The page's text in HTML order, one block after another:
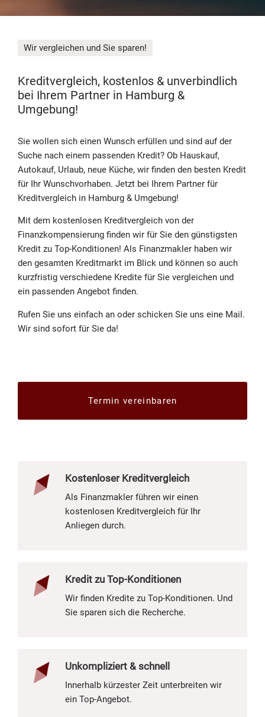
Wir vergleichen und Sie sparen!
Kreditvergleich, kostenlos & unverbindlich
bei Ihrem Partner in Hamburg &
Umgebung!
Sie wollen sich einen Wunsch erfüllen und sind auf der
Suche nach einem passenden Kredit? Ob Hauskauf,
Autokauf, Urlaub, neue Küche, wir finden den besten Kredit
für Ihr Wunschvorhaben. Jetzt bei Ihrem Partner für
Kreditvergleich in Hamburg & Umgebung!
Mit dem kostenlosen Kreditvergleich von der
Finanzkompensierung finden wir für Sie den günstigsten
Kredit zu Top-Konditionen! Als Finanzmakler haben wir
den gesamten Kreditmarkt im Blick und können so auch
kurzfristig verschiedene Kredite für Sie vergleichen und
ein passenden Angebot finden.
Rufen Sie uns einfach an oder schicken Sie uns eine Mail.
Wir sind sofort für Sie da!
Termin vereinbaren
Kostenloser Kreditvergleich
Als Finanzmakler führen wir einen
kostenlosen Kreditvergleich für Ihr
Anliegen durch.
Kredit zu Top-Konditionen
Wir finden Kredite zu Top-Konditionen. Und
Sie sparen sich die Recherche.
Unkompliziert & schnell
Innerhalb kürzester Zeit unterbreiten wir
ein Top-Angebot.